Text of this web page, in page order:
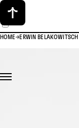
HOME ERWIN BELAKOWITSCH